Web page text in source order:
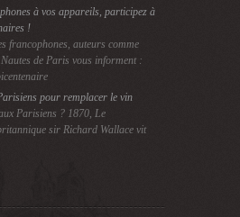
à vos appareils, participez à
!
francophones, auteurs comme
de Paris vous informent :
pour remplacer le vin
Parisiens ? 1870, Le
sir Richard Wallace vit